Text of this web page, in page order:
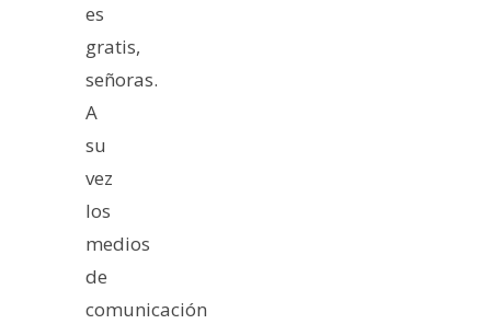
es
gratis,
señoras.
A
su
vez
los
medios
de
comunicación